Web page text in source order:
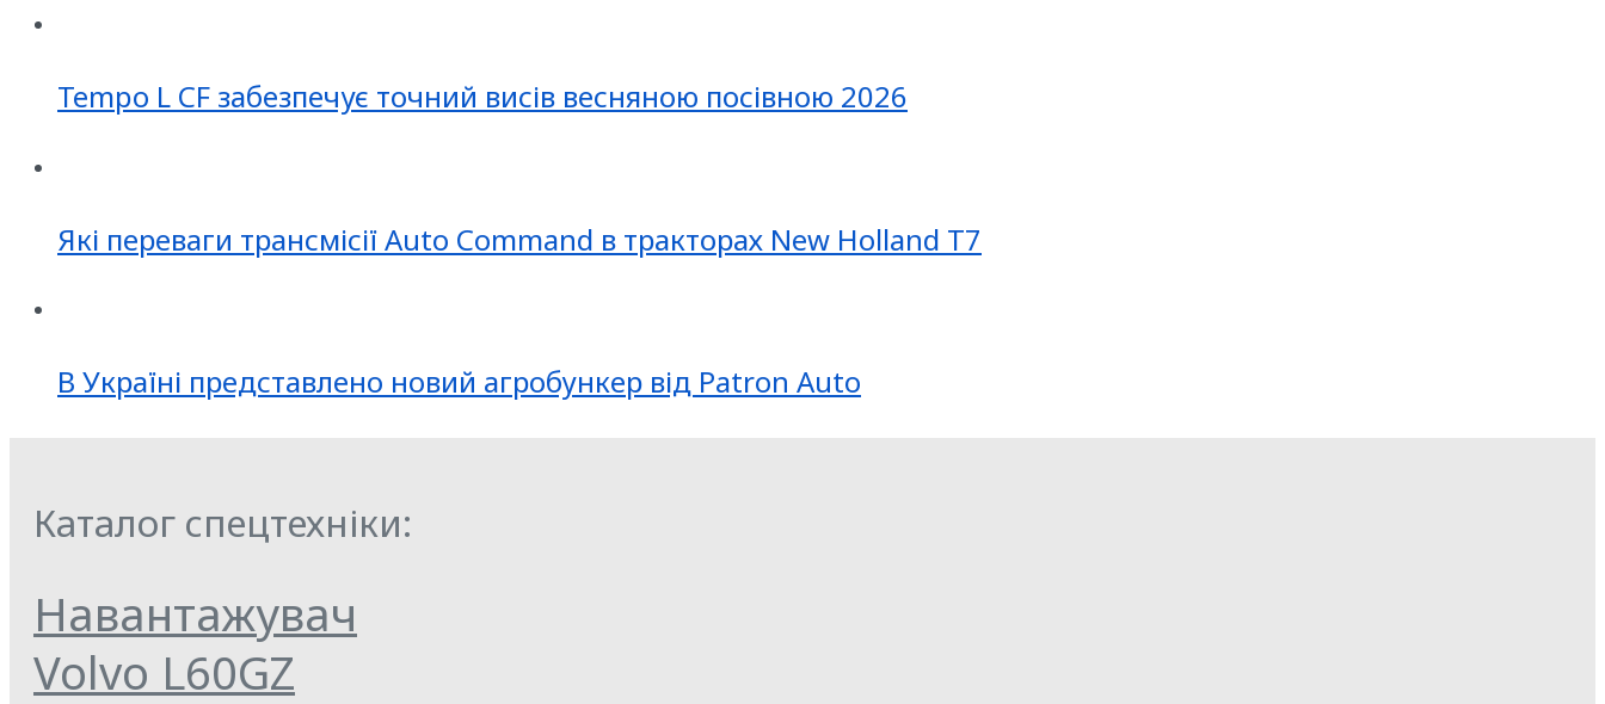
Tempo L CF забезпечує точний висів весняною посівною 2026
Які переваги трансмісії Auto Command в тракторах New Holland T7
В Україні представлено новий агробункер від Patron Auto
Каталог спецтехніки:
Навантажувач
Volvo L60GZ